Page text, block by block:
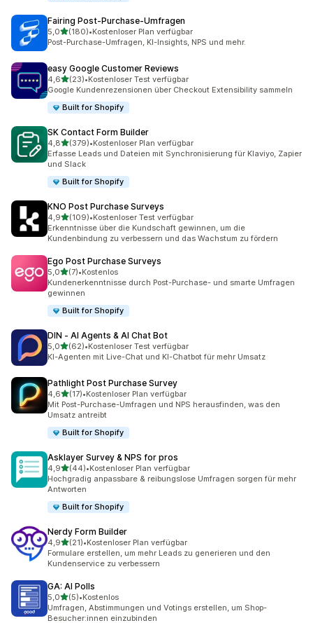
Fairing Post‑Purchase‑Umfragen
5,0von 5 Sternen
(180)
180 Rezensionen insgesamt
•Kostenloser Plan verfügbar
Post-Purchase-Umfragen, KI-Insights, NPS und mehr.
easy Google Customer Reviews
4,6von 5 Sternen
(23)
23 Rezensionen insgesamt
•Kostenloser Test verfügbar
Google Kundenrezensionen über Checkout Extensibility sammeln
Built for Shopify
SK Contact Form Builder
4,8von 5 Sternen
(379)
379 Rezensionen insgesamt
•Kostenloser Plan verfügbar
Erfasse Leads und Dateien mit Synchronisierung für Klaviyo, Zapier
und Slack
Built for Shopify
KNO Post Purchase Surveys
4,9von 5 Sternen
(109)
109 Rezensionen insgesamt
•Kostenloser Test verfügbar
Erkenntnisse über die Kundschaft gewinnen, um die
Kundenbindung zu verbessern und das Wachstum zu fördern
Ego Post Purchase Surveys
5,0von 5 Sternen
(7)
7 Rezensionen insgesamt
•Kostenlos
Kundenerkenntnisse durch Post-Purchase- und smarte Umfragen
gewinnen
Built for Shopify
DIN ‑ AI Agents & AI Chat Bot
5,0von 5 Sternen
(62)
62 Rezensionen insgesamt
•Kostenloser Test verfügbar
KI-Agenten mit Live-Chat und KI-Chatbot für mehr Umsatz
Pathlight Post Purchase Survey
4,6von 5 Sternen
(17)
17 Rezensionen insgesamt
•Kostenloser Plan verfügbar
Mit Post-Purchase-Umfragen und NPS herausfinden, was den
Umsatz antreibt
Built for Shopify
Asklayer Survey & NPS for pros
4,9von 5 Sternen
(44)
44 Rezensionen insgesamt
•Kostenloser Plan verfügbar
Hochgradig anpassbare & reibungslose Umfragen sorgen für mehr
Antworten
Built for Shopify
Nerdy Form Builder
4,9von 5 Sternen
(21)
21 Rezensionen insgesamt
•Kostenloser Plan verfügbar
Formulare erstellen, um mehr Leads zu generieren und den
Kundenservice zu verbessern
GA: AI Polls
5,0von 5 Sternen
(5)
5 Rezensionen insgesamt
•Kostenlos
Umfragen, Abstimmungen und Votings erstellen, um Shop-
Besucher:innen einzubinden